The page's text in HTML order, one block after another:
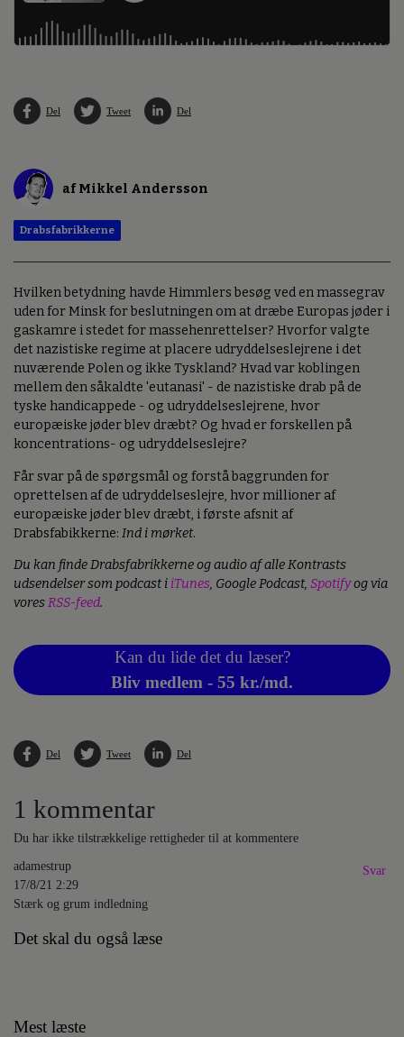
Del Tweet Del
af Mikkel Andersson
Drabsfabrikkerne
Hvilken betydning havde Himmlers besøg ved en massegrav
uden for Minsk for beslutningen om at dræbe Europas jøder i
gaskamre i stedet for massehenrettelser? Hvorfor valgte
det nazistiske regime at placere udryddelseslejrene i det
nuværende Polen og ikke Tyskland? Hvad var koblingen
mellem den såkaldte 'eutanasi' - de nazistiske drab på de
tyske handicappede - og udryddelseslejrene, hvor
europæiske jøder blev dræbt? Og hvad er forskellen på
koncentrations- og udryddelseslejre?
Får svar på de spørgsmål og forstå baggrunden for
oprettelsen af de udryddelseslejre, hvor millioner af
europæiske jøder blev dræbt, i første afsnit af
Drabsfabikkerne: Ind i mørket.
Du kan finde Drabsfabrikkerne og audio af alle Kontrasts
udsendelser som podcast i iTunes, Google Podcast, Spotifyog via
voresRSS-feed.
Kan du lide det du læser?
Bliv medlem - 55 kr./md.
Del Tweet Del
1 kommentar
Du har ikke tilstrækkelige rettigheder til at kommentere
adamestrup
17/8/21 2:29
Stærk og grum indledning
Svar
Det skal du også læse
Mest læste